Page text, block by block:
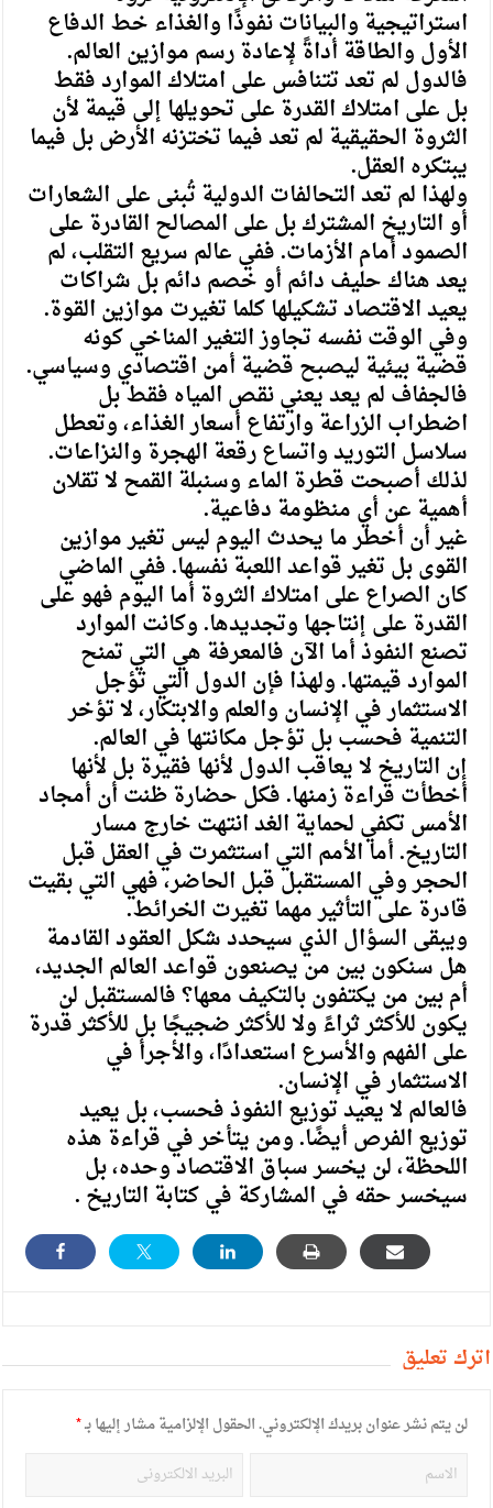
استراتيجية والبيانات نفوذًا والغذاء خط الدفاع
الأول والطاقة أداةً لإعادة رسم موازين العالم.
فالدول لم تعد تتنافس على امتلاك الموارد فقط
بل على امتلاك القدرة على تحويلها إلى قيمة لأن
الثروة الحقيقية لم تعد فيما تختزنه الأرض بل فيما
يبتكره العقل.
‏ولهذا لم تعد التحالفات الدولية تُبنى على الشعارات
أو التاريخ المشترك بل على المصالح القادرة على
الصمود أمام الأزمات. ففي عالم سريع التقلب، لم
يعد هناك حليف دائم أو خصم دائم بل شراكات
يعيد الاقتصاد تشكيلها كلما تغيرت موازين القوة.
‏وفي الوقت نفسه تجاوز التغير المناخي كونه
قضية بيئية ليصبح قضية أمن اقتصادي وسياسي.
فالجفاف لم يعد يعني نقص المياه فقط بل
اضطراب الزراعة وارتفاع أسعار الغذاء، وتعطل
سلاسل التوريد واتساع رقعة الهجرة والنزاعات.
لذلك أصبحت قطرة الماء وسنبلة القمح لا تقلان
أهمية عن أي منظومة دفاعية.
‏غير أن أخطر ما يحدث اليوم ليس تغير موازين
القوى بل تغير قواعد اللعبة نفسها. ففي الماضي
كان الصراع على امتلاك الثروة أما اليوم فهو على
القدرة على إنتاجها وتجديدها. وكانت الموارد
تصنع النفوذ أما الآن فالمعرفة هي التي تمنح
الموارد قيمتها. ولهذا فإن الدول التي تؤجل
الاستثمار في الإنسان والعلم والابتكار، لا تؤخر
التنمية فحسب بل تؤجل مكانتها في العالم.
‏إن التاريخ لا يعاقب الدول لأنها فقيرة بل لأنها
أخطأت قراءة زمنها. فكل حضارة ظنت أن أمجاد
الأمس تكفي لحماية الغد انتهت خارج مسار
التاريخ. أما الأمم التي استثمرت في العقل قبل
الحجر وفي المستقبل قبل الحاضر، فهي التي بقيت
قادرة على التأثير مهما تغيرت الخرائط.
‏ويبقى السؤال الذي سيحدد شكل العقود القادمة
هل سنكون بين من يصنعون قواعد العالم الجديد،
أم بين من يكتفون بالتكيف معها؟ فالمستقبل لن
يكون للأكثر ثراءً ولا للأكثر ضجيجًا بل للأكثر قدرة
على الفهم والأسرع استعدادًا، والأجرأ في
الاستثمار في الإنسان.
‏فالعالم لا يعيد توزيع النفوذ فحسب، بل يعيد
توزيع الفرص أيضًا. ومن يتأخر في قراءة هذه
اللحظة، لن يخسر سباق الاقتصاد وحده، بل
سيخسر حقه في المشاركة في كتابة التاريخ .
أترك تعليق
لن يتم نشر عنوان بريدك الإلكتروني.الحقول الإلزامية مشار إليها بـ*